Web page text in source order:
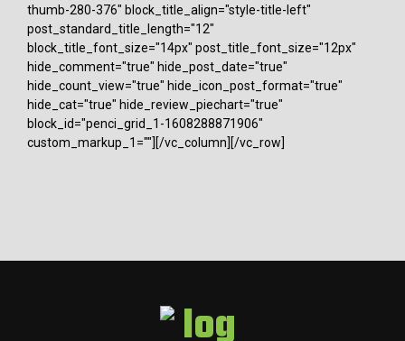
thumb-280-376" block_title_align="style-title-left"
post_standard_title_length="12"
block_title_font_size="14px" post_title_font_size="12px"
hide_comment="true" hide_post_date="true"
hide_count_view="true" hide_icon_post_format="true"
hide_cat="true" hide_review_piechart="true"
block_id="penci_grid_1-1608288871906"
custom_markup_1=""][/vc_column][/vc_row]